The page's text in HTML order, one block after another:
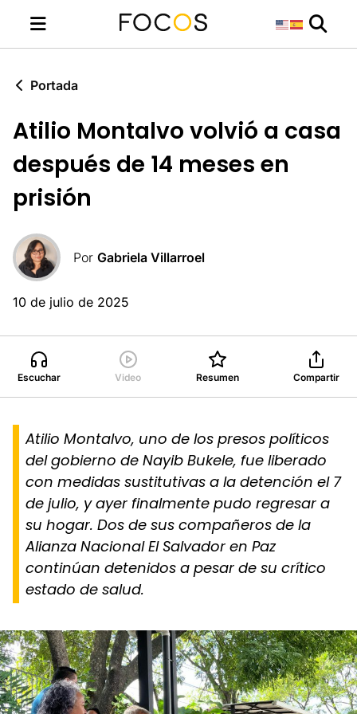
Portada
Atilio Montalvo volvió a casa
después de 14 meses en
prisión
Por Gabriela Villarroel
10 de julio de 2025
Escuchar Video Resumen Compartir
Atilio Montalvo, uno de los presos políticos
del gobierno de Nayib Bukele, fue liberado
con medidas sustitutivas a la detención el 7
de julio, y ayer finalmente pudo regresar a
su hogar. Dos de sus compañeros de la
Alianza Nacional El Salvador en Paz
continúan detenidos a pesar de su crítico
estado de salud.